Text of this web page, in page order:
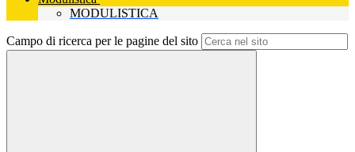
MODULISTICA
Campo di ricerca per le pagine del sito